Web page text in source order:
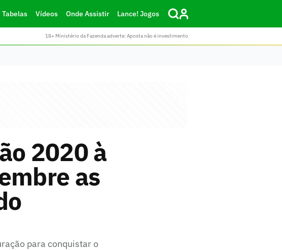
Tabelas Vídeos Onde Assistir Lance! Jogos
18+ Ministério da Fazenda adverte: Aposta não é investimento
2020 à
as
para conquistar o